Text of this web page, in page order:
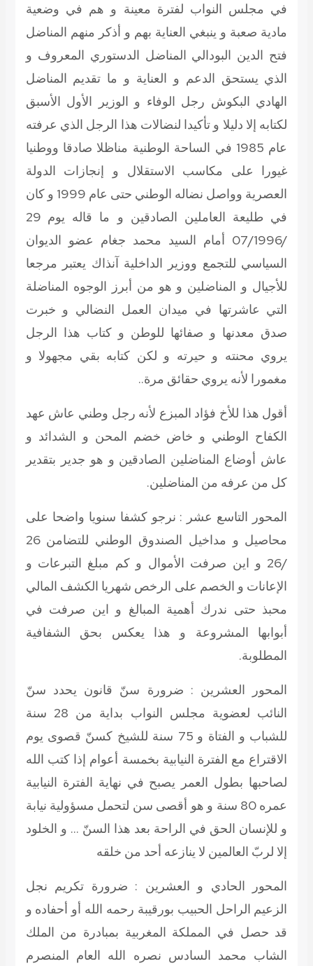
في مجلس النواب لفترة معينة و هم في وضعية
مادية صعبة و ينبغي العناية بهم و أذكر منهم المناضل
فتح الدين البودالي المناضل الدستوري المعروف و
الذي يستحق الدعم و العناية و ما تقديم المناضل
الهادي البكوش رجل الوفاء و الوزير الأول الأسبق
لكتابه إلا دليلا و تأكيدا لنضالات هذا الرجل الذي عرفته
عام 1985 في الساحة الوطنية مناظلا صادقا ووطنيا
غيورا على مكاسب الاستقلال و إنجازات الدولة
العصرية وواصل نضاله الوطني حتى عام 1999 و كان
في طليعة العاملين الصادقين و ما قاله يوم 29
/07/1996 أمام السيد محمد جغام عضو الديوان
السياسي للتجمع ووزير الداخلية آنذاك يعتبر مرجعا
للأجيال و المناضلين و هو من أبرز الوجوه المناضلة
التي عاشرتها في ميدان العمل النضالي و خبرت
صدق معدنها و صفائها للوطن و كتاب هذا الرجل
يروي محنته و حيرته و لكن كتابه بقي مجهولا و
مغمورا لأنه يروي حقائق مرة..
أقول هذا للأخ فؤاد المبزع لأنه رجل وطني عاش عهد
الكفاح الوطني و خاض خضم المحن و الشدائد و
عاش أوضاع المناضلين الصادقين و هو جدير بتقدير
كل من عرفه من المناضلين.
المحور التاسع عشر : نرجو كشفا سنويا واضحا على
محاصيل و مداخيل الصندوق الوطني للتضامن 26
/26 و اين صرفت الأموال و كم مبلغ التبرعات و
الإعانات و الخصم على الرخص شهريا الكشف المالي
محبذ حتى ندرك أهمية المبالغ و اين صرفت في
أبوابها المشروعة و هذا يعكس بحق الشفافية
المطلوبة.
المحور العشرين : ضرورة سنّ قانون يحدد سنّ
النائب لعضوية مجلس النواب بداية من 28 سنة
للشباب و الفتاة و 75 سنة للشيخ كسنّ قصوى يوم
الاقتراع مع الفترة النيابية بخمسة أعوام إذا كتب الله
لصاحبها بطول العمر يصبح في نهاية الفترة النيابية
عمره 80 سنة و هو أقصى سن لتحمل مسؤولية نيابة
و للإنسان الحق في الراحة بعد هذا السنّ … و الخلود
إلا لربّ العالمين لا ينازعه أحد من خلقه
المحور الحادي و العشرين : ضرورة تكريم نجل
الزعيم الراحل الحبيب بورقيبة رحمه الله أو أحفاده و
قد حصل في المملكة المغربية بمبادرة من الملك
الشاب محمد السادس نصره الله العام المنصرم